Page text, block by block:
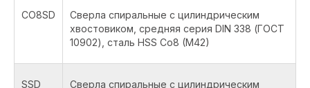
CO8SD
Сверла спиральные с цилиндрическим
хвостовиком, средняя серия DIN 338 (ГОСТ
10902), сталь HSS Co8 (M42)
SSD
Сверла спиральные с цилиндрическим